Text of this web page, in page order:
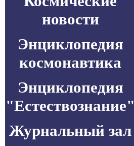
новости
Энциклопедия
космонавтика
Энциклопедия
"Естествознание"
Журнальный зал